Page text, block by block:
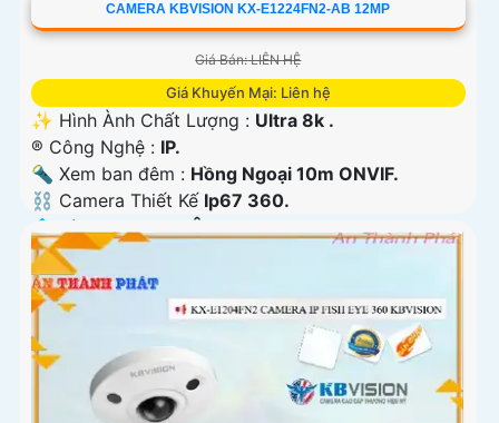
CAMERA KBVISION KX-E1224FN2-AB 12MP
Giá Bán: LIÊN HỆ
Giá Khuyến Mại: Liên hệ
✨ Hình Ành Chất Lượng : Ultra 8k .
®️ Công Nghệ : IP.
🔦 Xem ban đêm : Hồng Ngoại 10m ONVIF.
⛓ Camera Thiết Kế Ip67 360.
️💠 Tích Hợp :Thu Âm.